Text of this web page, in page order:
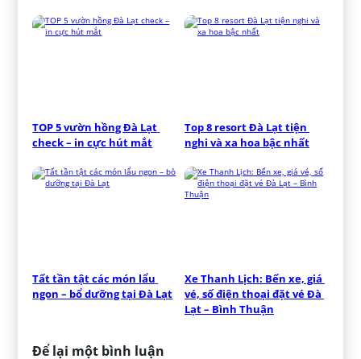
TOP 5 vườn hồng Đà Lạt
check – in cực hút mắt
Top 8 resort Đà Lạt tiện
nghi và xa hoa bậc nhất
Tất tần tật các món lẩu
ngon – bổ dưỡng tại Đà Lạt
Xe Thanh Lịch: Bến xe, giá
vé, số điện thoại đặt vé Đà
Lạt – Bình Thuận
Để lại một bình luận